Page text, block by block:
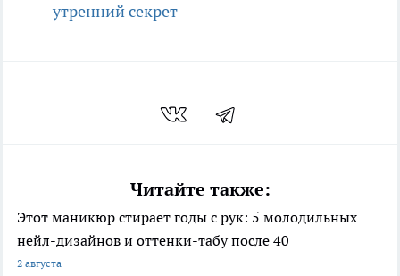
утренний секрет
Читайте также:
Этот маникюр стирает годы с рук: 5 молодильных
нейл-дизайнов и оттенки-табу после 40
2 августа